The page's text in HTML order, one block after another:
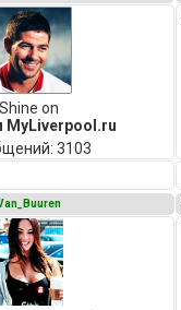
Shine on
MyLiverpool.ru
3103